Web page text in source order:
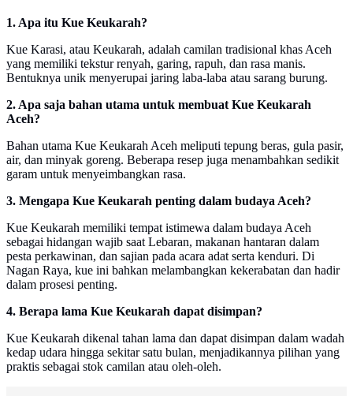
1. Apa itu Kue Keukarah?
Kue Karasi, atau Keukarah, adalah camilan tradisional khas Aceh
yang memiliki tekstur renyah, garing, rapuh, dan rasa manis.
Bentuknya unik menyerupai jaring laba-laba atau sarang burung.
2. Apa saja bahan utama untuk membuat Kue Keukarah
Aceh?
Bahan utama Kue Keukarah Aceh meliputi tepung beras, gula pasir,
air, dan minyak goreng. Beberapa resep juga menambahkan sedikit
garam untuk menyeimbangkan rasa.
3. Mengapa Kue Keukarah penting dalam budaya Aceh?
Kue Keukarah memiliki tempat istimewa dalam budaya Aceh
sebagai hidangan wajib saat Lebaran, makanan hantaran dalam
pesta perkawinan, dan sajian pada acara adat serta kenduri. Di
Nagan Raya, kue ini bahkan melambangkan kekerabatan dan hadir
dalam prosesi penting.
4. Berapa lama Kue Keukarah dapat disimpan?
Kue Keukarah dikenal tahan lama dan dapat disimpan dalam wadah
kedap udara hingga sekitar satu bulan, menjadikannya pilihan yang
praktis sebagai stok camilan atau oleh-oleh.